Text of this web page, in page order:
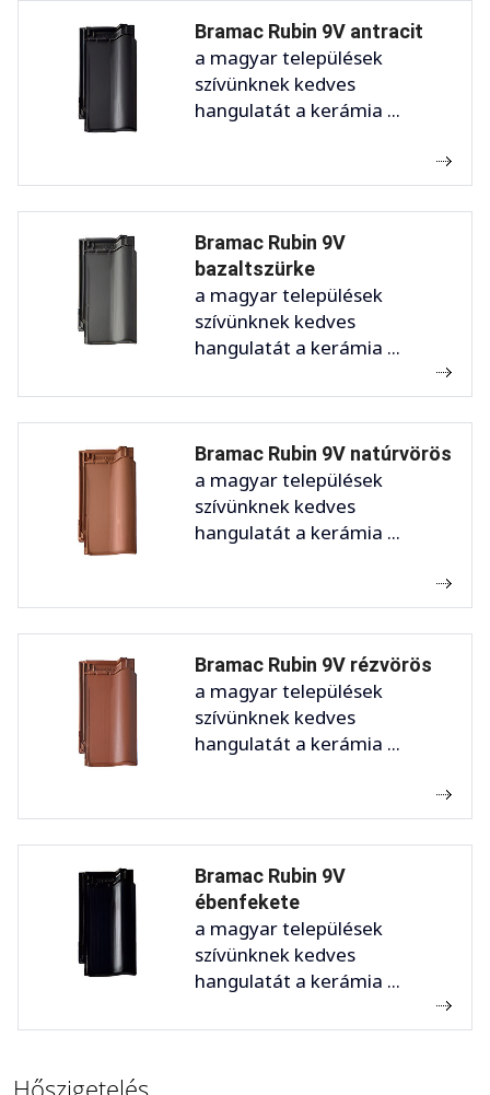
Bramac Rubin 9V antracit
a magyar települések
szívünknek kedves
hangulatát a kerámia ...
Bramac Rubin 9V
bazaltszürke
a magyar települések
szívünknek kedves
hangulatát a kerámia ...
Bramac Rubin 9V natúrvörös
a magyar települések
szívünknek kedves
hangulatát a kerámia ...
Bramac Rubin 9V rézvörös
a magyar települések
szívünknek kedves
hangulatát a kerámia ...
Bramac Rubin 9V
ébenfekete
a magyar települések
szívünknek kedves
hangulatát a kerámia ...